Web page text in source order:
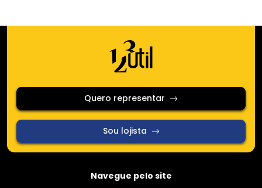
Quero representar
Sou lojista
Navegue pelo site